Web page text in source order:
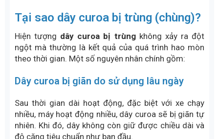
Tại sao dây curoa bị trùng (chùng)?
Hiện tượng dây curoa bị trùngkhông xảy ra đột
ngột mà thường là kết quả của quá trình hao mòn
theo thời gian. Một số nguyên nhân chính gồm:
Dây curoa bị giãn do sử dụng lâu ngày
Sau thời gian dài hoạt động, đặc biệt với xe chạy
nhiều, máy hoạt động nhiều, dây curoa sẽ bị giãn tự
nhiên. Khi đó, dây không còn giữ được chiều dài và
độ căng tiêu chuẩn như ban đầu.